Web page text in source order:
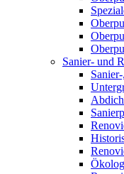
Sanier- und